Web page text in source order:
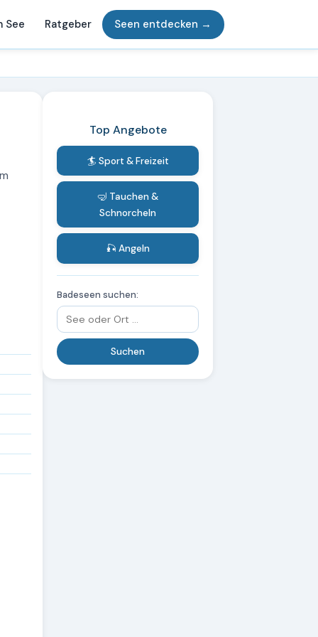
See Ratgeber Seen entdecken →
Top Angebote
🏄 Sport & Freizeit
🤿 Tauchen &
Schnorcheln
🎣 Angeln
Badeseen suchen: